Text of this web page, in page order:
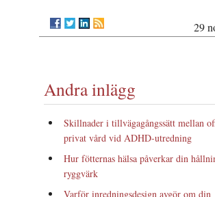
29
Andra inlägg
Skillnader i tillvägagångssätt mellan
privat vård vid ADHD-utredning
Hur fötternas hälsa påverkar din
ryggvärk
Varför inredningsdesign avgör om din